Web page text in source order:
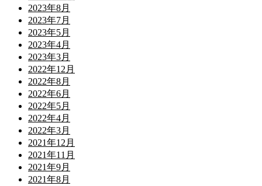
2023年8月
2023年7月
2023年5月
2023年4月
2023年3月
2022年12月
2022年8月
2022年6月
2022年5月
2022年4月
2022年3月
2021年12月
2021年11月
2021年9月
2021年8月